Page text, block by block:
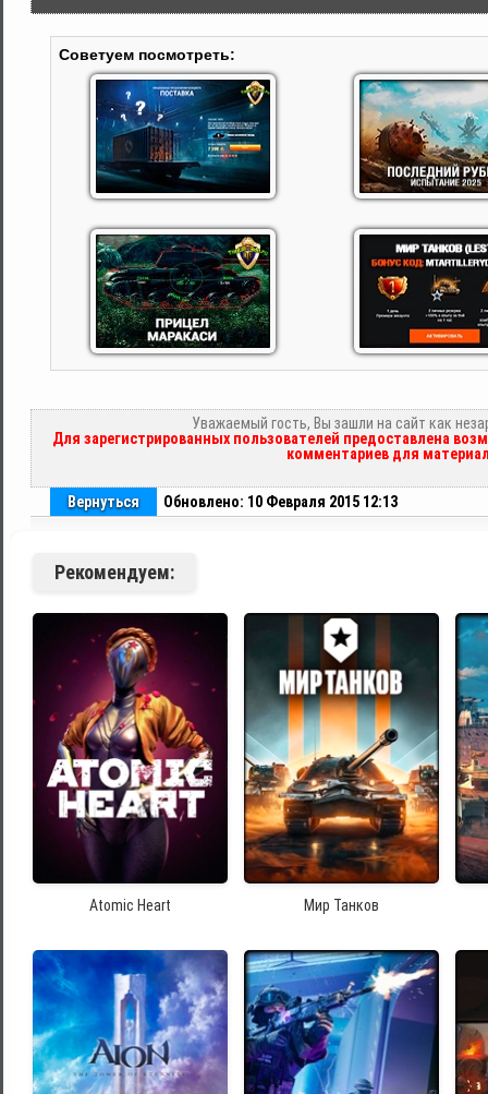
Советуем посмотреть:
Уважаемый гость, Вы зашли на сайт как
Для зарегистрированных пользователей предоставлена
комментариев для
Вернуться Обновлено: 10 Февраля 2015 12:13
Рекомендуем:
Atomic Heart Мир Танков